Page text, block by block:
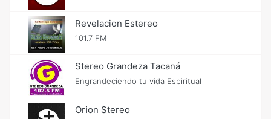
Revelacion Estereo
101.7 FM
Stereo Grandeza Tacaná
Engrandeciendo tu vida Espiritual
Orion Stereo